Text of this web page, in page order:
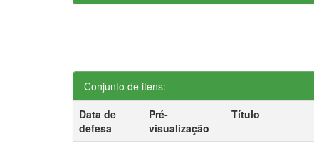
Conjunto de itens:
Data de
defesa
Pré-
visualização
Título